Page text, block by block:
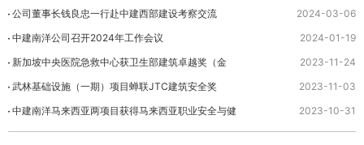
坡）暨中国机电产品品牌展览会
公司董事长钱良忠一行赴中建西部建设考察交流
2024-03-06
中建南洋公司召开2024年工作会议
2024-01-19
新加坡中央医院急救中心获卫生部建筑卓越奖（金
奖）
2023-11-24
武林基础设施（一期）项目蝉联JTC建筑安全奖
2023-11-03
中建南洋马来西亚两项目获得马来西亚职业安全与健
康金奖
2023-10-31